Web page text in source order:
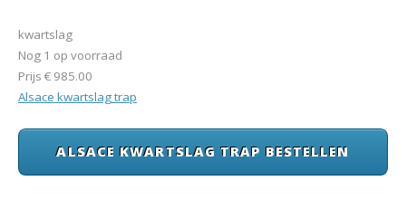
kwartslag
Nog 1 op voorraad
Prijs € 985.00
Alsace kwartslag trap
ALSACE KWARTSLAG TRAP BESTELLEN